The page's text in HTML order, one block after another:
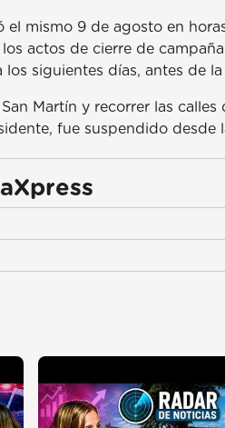
el mismo 9 de agosto en
actos de cierre de
siguientes días, antes de
Martín y recorrer las
fue suspendido desde